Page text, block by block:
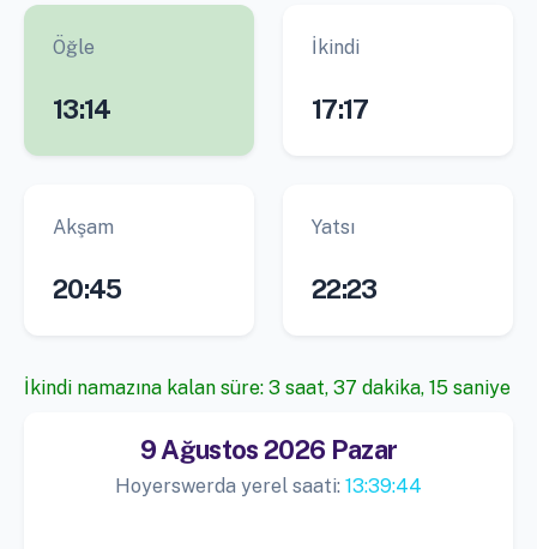
Öğle
13:14
İkindi
17:17
Akşam
20:45
Yatsı
22:23
İkindi namazına kalan süre: 3 saat, 37 dakika, 14 saniye
9 Ağustos 2026 Pazar
Hoyerswerda yerel saati:13:39:45